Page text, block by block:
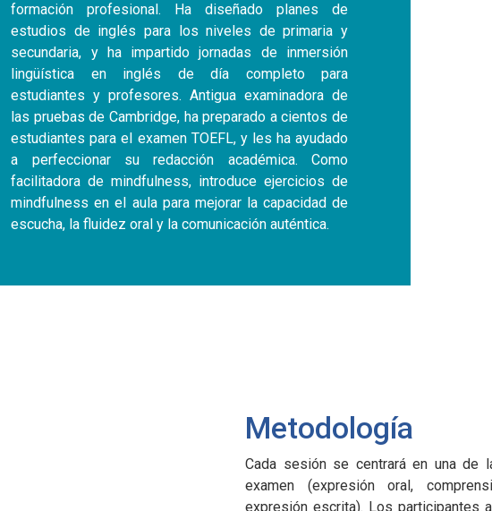
formación profesional. Ha diseñado planes de
estudios de inglés para los niveles de primaria y
secundaria, y ha impartido jornadas de inmersión
lingüística en inglés de día completo para
estudiantes y profesores. Antigua examinadora de
las pruebas de Cambridge, ha preparado a cientos de
estudiantes para el examen TOEFL, y les ha ayudado
a perfeccionar su redacción académica. Como
facilitadora de mindfulness, introduce ejercicios de
mindfulness en el aula para mejorar la capacidad de
escucha, la fluidez oral y la comunicación auténtica.
Metodología
Cada sesión se centrará en una de
examen (expresión oral,
expresión escrita). Los participantes